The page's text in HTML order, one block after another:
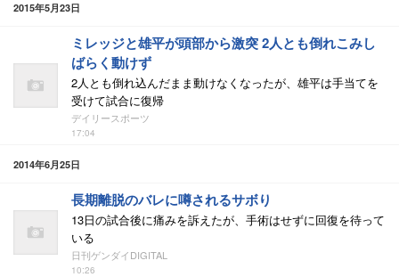
2015年5月23日
ミレッジと雄平が頭部から激突 2人とも倒れこみし
ばらく動けず
2人とも倒れ込んだまま動けなくなったが、雄平は手当てを
受けて試合に復帰
デイリースポーツ
17:04
2014年6月25日
長期離脱のバレに噂されるサボり
13日の試合後に痛みを訴えたが、手術はせずに回復を待って
いる
日刊ゲンダイDIGITAL
10:26